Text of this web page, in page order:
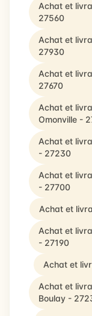
Achat et
27560
Achat et
27930
Achat et
27670
Achat et
Omonville -
Achat et
- 27230
Achat et
- 27700
Achat et
Achat et
- 27190
Achat et
Achat et
Boulay -